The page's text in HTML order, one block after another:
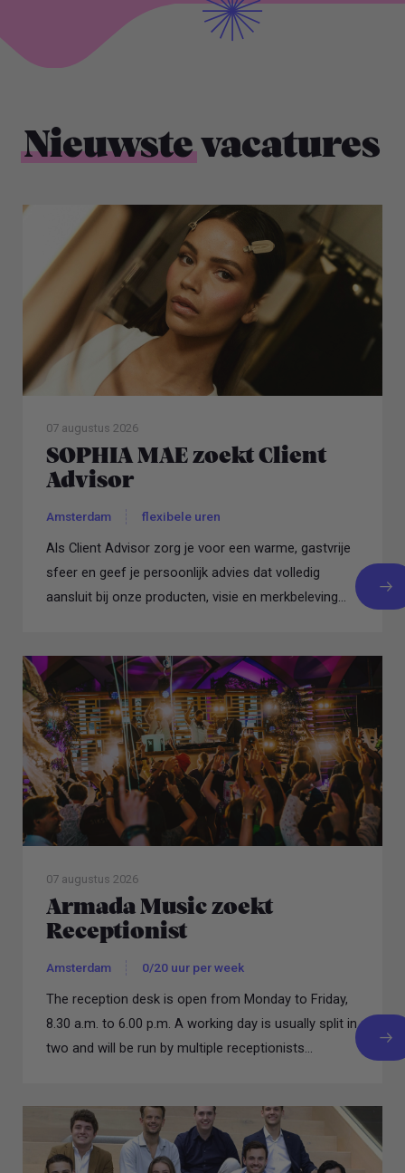
Nieuwstevacatures
07 augustus 2026
SOPHIA MAE zoekt Client
Advisor
Amsterdam flexibele uren
Als Client Advisor zorg je voor een warme, gastvrije
sfeer en geef je persoonlijk advies dat volledig
aansluit bij onze producten, visie en merkbeleving...
07 augustus 2026
Armada Music zoekt
Receptionist
Amsterdam 0/20 uur per week
The reception desk is open from Monday to Friday,
8.30 a.m. to 6.00 p.m. A working day is usually split in
two and will be run by multiple receptionists...